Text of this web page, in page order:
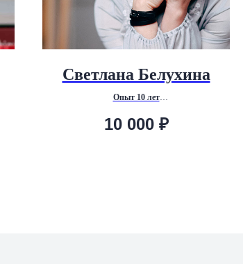
Светлана Белухина
Опыт 10 лет
организационное и карьерное консультирование
10 000 ₽